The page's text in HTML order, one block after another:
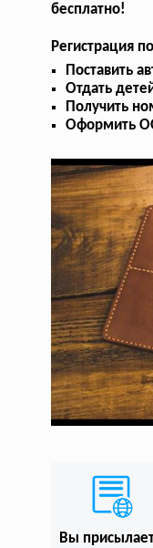
бесплатно!
Регистрация
Поставить
Отдать
Получить
Оформить
Вы